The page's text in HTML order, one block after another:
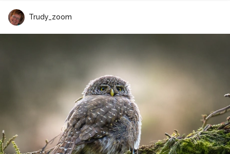
Trudy_zoom